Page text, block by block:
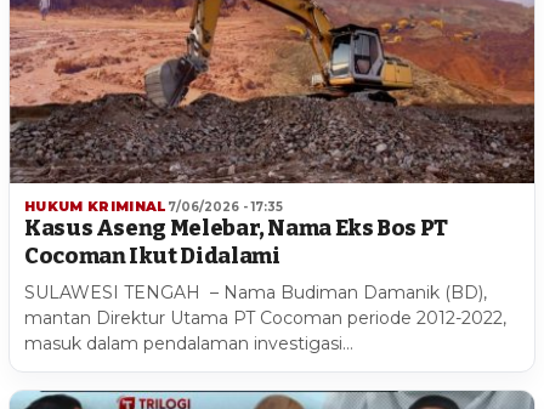
HUKUM KRIMINAL 7/06/2026 - 17:35
Kasus Aseng Melebar, Nama Eks Bos PT
Cocoman Ikut Didalami
SULAWESI TENGAH – Nama Budiman Damanik (BD),
mantan Direktur Utama PT Cocoman periode 2012-2022,
masuk dalam pendalaman investigasi…